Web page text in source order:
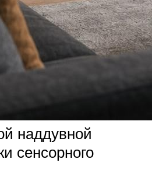
наддувной
сенсорного